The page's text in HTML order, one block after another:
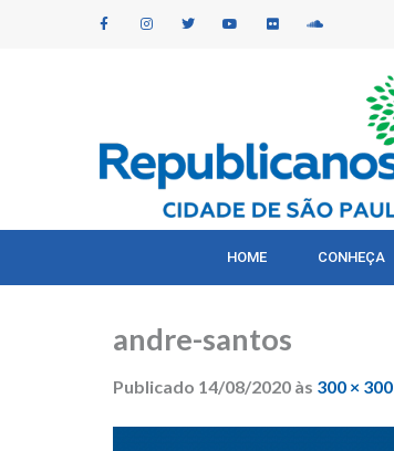
HOME CONHEÇA
andre-santos
Publicado 14/08/2020 às 300 × 300